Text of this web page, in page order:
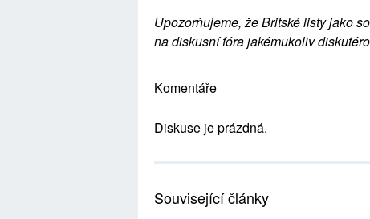
Upozorňujeme, že Britské listy jako
na diskusní fóra jakémukoliv
Komentáře
Diskuse je prázdná.
Související články